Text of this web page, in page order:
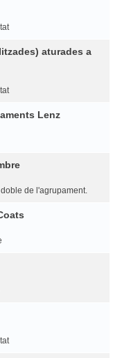
aturades a
Lenz
de l'agrupament.